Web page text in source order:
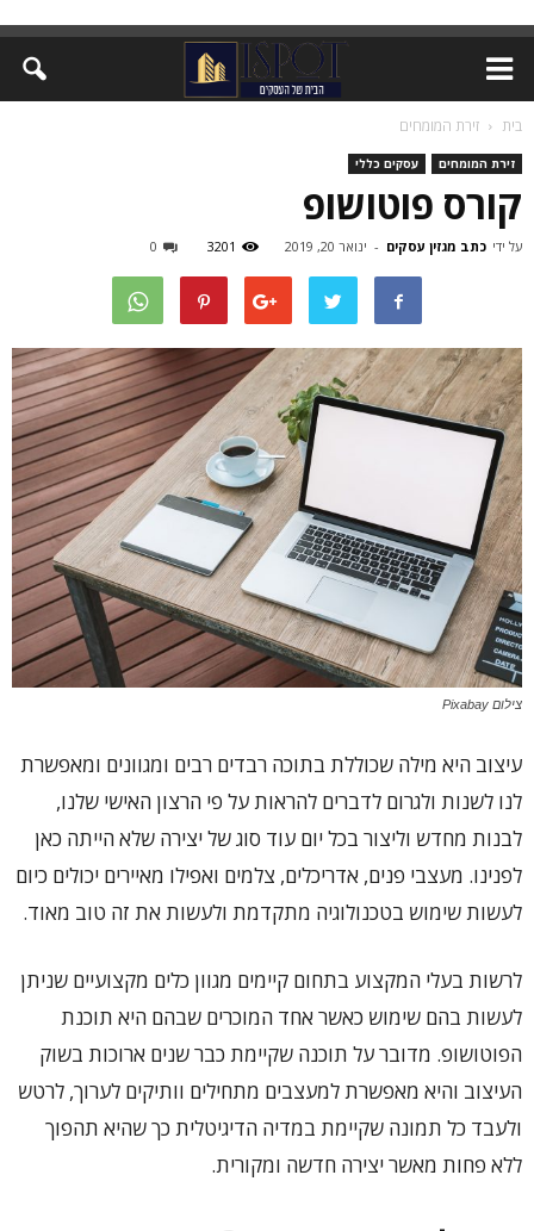
בית זירת המומחים
זירת המומחים עסקים כללי
קורס פוטושופ
על ידי כתב מגזין עסקים - ינואר 20, 2019 3201
0
צילום Pixabay
עיצוב היא מילה שכוללת בתוכה רבדים רבים ומגוונים ומאפשרת
לנו לשנות ולגרום לדברים להראות על פי הרצון האישי שלנו,
לבנות מחדש וליצור בכל יום עוד סוג של יצירה שלא הייתה כאן
לפנינו. מעצבי פנים, אדריכלים, צלמים ואפילו מאיירים יכולים כיום
לעשות שימוש בטכנולוגיה מתקדמת ולעשות את זה טוב מאוד.
לרשות בעלי המקצוע בתחום קיימים מגוון כלים מקצועיים שניתן
לעשות בהם שימוש כאשר אחד המוכרים שבהם היא תוכנת
הפוטושופ. מדובר על תוכנה שקיימת כבר שנים ארוכות בשוק
העיצוב והיא מאפשרת למעצבים מתחילים וותיקים לערוך, לרטש
ולעבד כל תמונה שקיימת במדיה הדיגיטלית כך שהיא תהפוך
ללא פחות מאשר יצירה חדשה ומקורית.